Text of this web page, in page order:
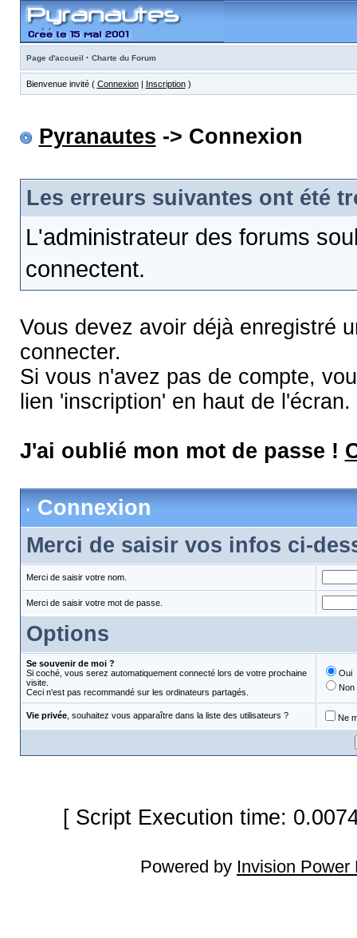
Page d'accueil · Charte du Forum
Bienvenue invité ( Connexion| Inscription)
Pyranautes -> Connexion
Les erreurs suivantes ont été
L'administrateur des forums
connectent.
Vous devez avoir déjà enregistré
connecter.
Si vous n'avez pas de compte,
lien 'inscription' en haut de l'écran.
J'ai oublié mon mot de passe !
Connexion
Merci de saisir vos infos ci-
Merci de saisir votre nom.
Merci de saisir votre mot de passe.
Options
Se souvenir de moi ?
Si coché, vous serez automatiquement connecté lors de votre prochaine
visite.
Ceci n'est pas recommandé sur les ordinateurs partagés.
Oui
Non
Vie privée, souhaitez vous apparaître dans la liste des utilisateurs ? Ne
[ Script Execution time:
Powered by Invision Power